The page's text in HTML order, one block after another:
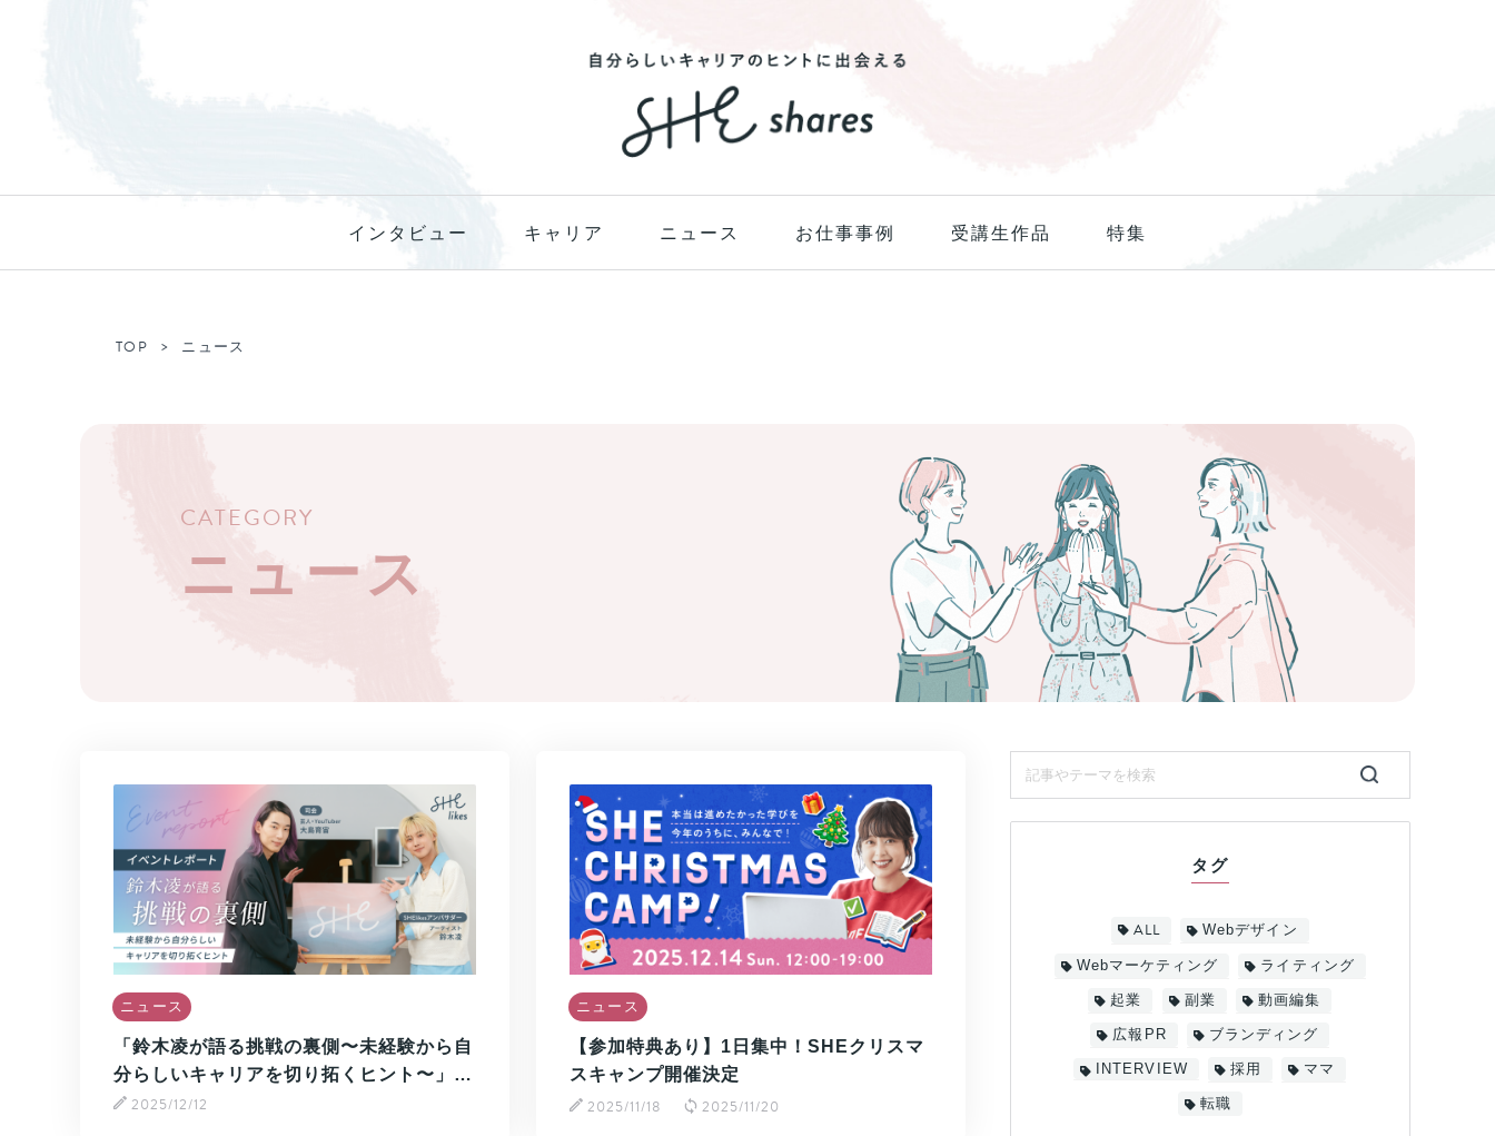
インタビュー キャリア ニュース お仕事事例 受講生作品 特集
TOP ニュース
CATEGORY
ニュース
ニュース
「鈴木凌が語る挑戦の裏側〜未経験から自
分らしいキャリアを切り拓くヒント〜」…
2025/12/12
ニュース
【参加特典あり】1日集中！SHEクリスマ
スキャンプ開催決定
2025/11/18 2025/11/20
タグ
ALL Webデザイン
Webマーケティング ライティング
起業 副業 動画編集
広報PR ブランディング
INTERVIEW 採用 ママ
転職